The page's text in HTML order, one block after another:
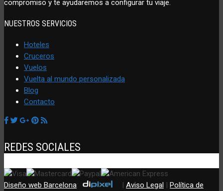
compromiso y te ayudaremos a configurar tu viaje.
NUESTROS SERVICIOS
Hoteles
Cruceros
Vuelos
Vuelta al mundo personalizada
Blog
Contacto
REDES SOCIALES
Diseño web Barcelona: | Aviso Legal | Política de